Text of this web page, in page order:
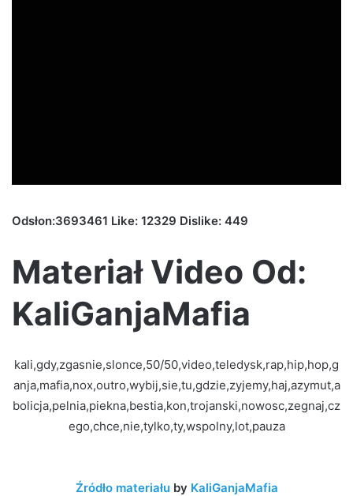
Odsłon:3693461 Like: 12329 Dislike: 449
Materiał Video Od:
KaliGanjaMafia
kali,gdy,zgasnie,slonce,50/50,video,teledysk,rap,hip,hop,g
anja,mafia,nox,outro,wybij,sie,tu,gdzie,zyjemy,haj,azymut,a
bolicja,pelnia,piekna,bestia,kon,trojanski,nowosc,zegnaj,cz
ego,chce,nie,tylko,ty,wspolny,lot,pauza
Źródło materiałuby KaliGanjaMafia